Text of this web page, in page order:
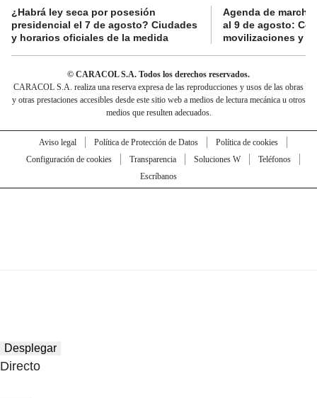
¿Habrá ley seca por posesión
presidencial el 7 de agosto? Ciudades
y horarios oficiales de la medida
Agenda de
al 9 de agosto:
movilizaciones y
© CARACOL S.A. Todos los derechos reservados.
CARACOL S.A. realiza una reserva expresa de las reproducciones y usos de las obras
y otras prestaciones accesibles desde este sitio web a medios de lectura mecánica u otros
medios que resulten adecuados.
Aviso legal Política de Protección de Datos
Política de cookies
Configuración de cookies
Transparencia Soluciones W
Teléfonos
Escríbanos
Desplegar
Directo